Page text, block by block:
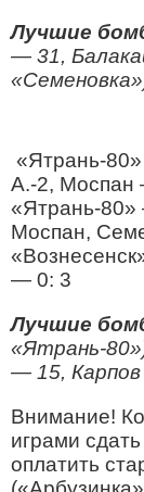
Лучшие
— 31,
«Ятрань-
А.-2, Моспан
«Ятрань-
Моспан,
— 0: 3
Лучшие
«Ятрань-
— 15, Карпов
Внимание!
играми
оплатить